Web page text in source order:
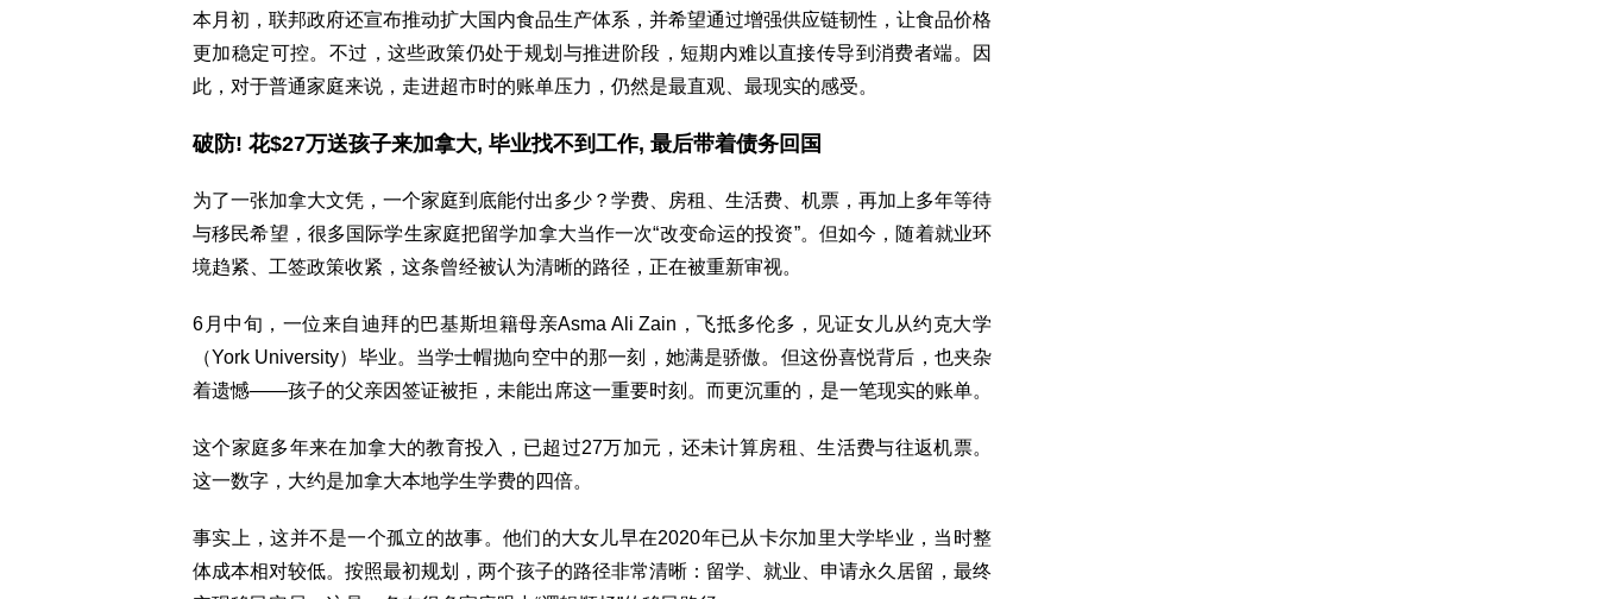
本月初，联邦政府还宣布推动扩大国内食品生产体系，并希望通过增强供应链韧性，让食品价格
更加稳定可控。不过，这些政策仍处于规划与推进阶段，短期内难以直接传导到消费者端。因
此，对于普通家庭来说，走进超市时的账单压力，仍然是最直观、最现实的感受。
破防! 花$27万送孩子来加拿大, 毕业找不到工作, 最后带着债务回国
为了一张加拿大文凭，一个家庭到底能付出多少？学费、房租、生活费、机票，再加上多年等待
与移民希望，很多国际学生家庭把留学加拿大当作一次“改变命运的投资”。但如今，随着就业环
境趋紧、工签政策收紧，这条曾经被认为清晰的路径，正在被重新审视。
6月中旬，一位来自迪拜的巴基斯坦籍母亲Asma Ali Zain，飞抵多伦多，见证女儿从约克大学
（York University）毕业。当学士帽抛向空中的那一刻，她满是骄傲。但这份喜悦背后，也夹杂
着遗憾——孩子的父亲因签证被拒，未能出席这一重要时刻。而更沉重的，是一笔现实的账单。
这个家庭多年来在加拿大的教育投入，已超过27万加元，还未计算房租、生活费与往返机票。
这一数字，大约是加拿大本地学生学费的四倍。
事实上，这并不是一个孤立的故事。他们的大女儿早在2020年已从卡尔加里大学毕业，当时整
体成本相对较低。按照最初规划，两个孩子的路径非常清晰：留学、就业、申请永久居留，最终